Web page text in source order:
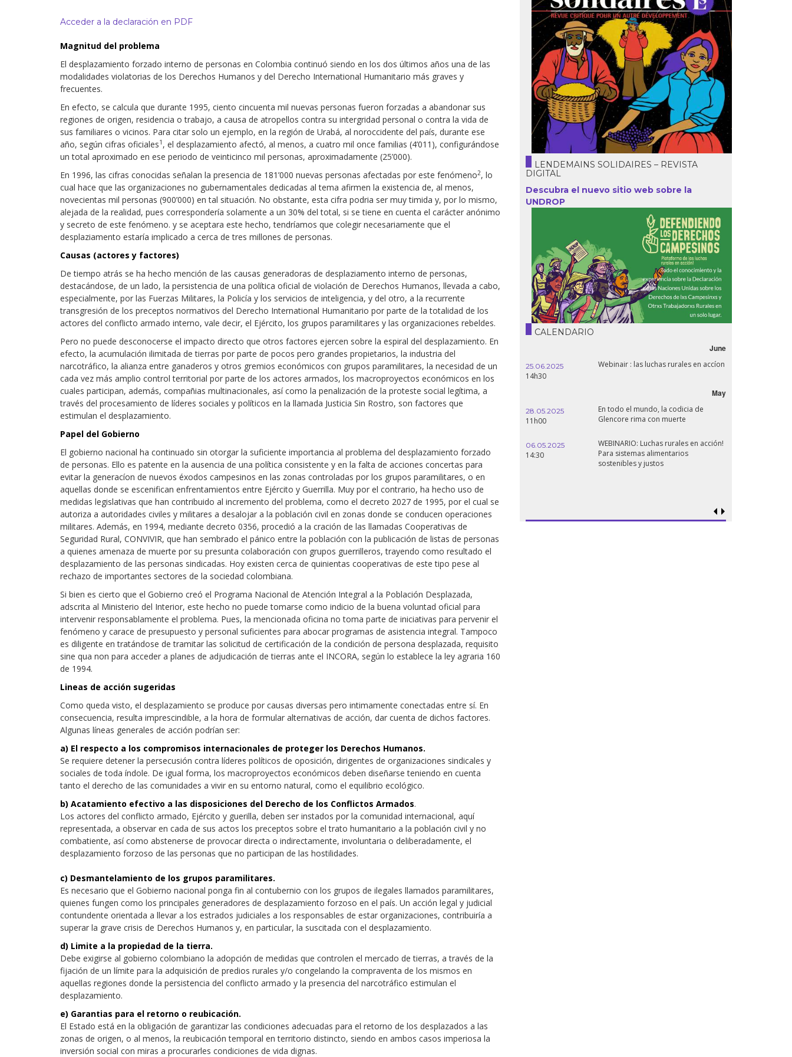
desarrollo
Por país
Bolivia
Brasil
Chile
Colombia
Cuba
Ecuador
España
Guatemala
Haití
Madagascar
Nigeria
Palestina
Siria
Turquía
Venezuela
Declaraciones en la
Conferencias
Acceder a la declaración en PDF
Magnitud del problema
El desplazamiento forzado interno de personas en Colombia continuó siendo en los dos últimos años una de las
modalidades violatorias de los Derechos Humanos y del Derecho International Humanitario más graves y
frecuentes.
En efecto, se calcula que durante 1995, ciento cincuenta mil nuevas personas fueron forzadas a abandonar sus
regiones de origen, residencia o trabajo, a causa de atropellos contra su intergridad personal o contra la vida de
sus familiares o vicinos. Para citar solo un ejemplo, en la región de Urabá, al noroccidente del país, durante ese
año, según cifras oficiales1 , el desplazamiento afectó, al menos, a cuatro mil once familias (4’011), configurándose
un total aproximado en ese periodo de veinticinco mil personas, aproximadamente (25’000).
En 1996, las cifras conocidas señalan la presencia de 181’000 nuevas personas afectadas por este fenómeno2, lo
cual hace que las organizaciones no gubernamentales dedicadas al tema afirmen la existencia de, al menos,
novecientas mil personas (900’000) en tal situación. No obstante, esta cifra podria ser muy timida y, por lo mismo,
alejada de la realidad, pues correspondería solamente a un 30% del total, si se tiene en cuenta el carácter anónimo
y secreto de este fenómeno. y se aceptara este hecho, tendríamos que colegir necesariamente que el
desplaziamento estaría implicado a cerca de tres millones de personas.
Causas (actores y factores)
De tiempo atrás se ha hecho mención de las causas generadoras de desplaziamento interno de personas,
destacándose, de un lado, la persistencia de una política oficial de violación de Derechos Humanos, llevada a cabo,
especialmente, por las Fuerzas Militares, la Policía y los servicios de inteligencia, y del otro, a la recurrente
transgresión de los preceptos normativos del Derecho International Humanitario por parte de la totalidad de los
actores del conflicto armado interno, vale decir, el Ejército, los grupos paramilitares y las organizaciones rebeldes.
Pero no puede desconocerse el impacto directo que otros factores ejercen sobre la espiral del desplazamiento. En
efecto, la acumulación ilimitada de tierras por parte de pocos pero grandes propietarios, la industria del
narcotráfico, la alianza entre ganaderos y otros gremios económicos con grupos paramilitares, la necesidad de un
cada vez más amplio control territorial por parte de los actores armados, los macroproyectos económicos en los
cuales participan, además, compañias multinacionales, así como la penalización de la proteste social legítima, a
través del procesamiento de líderes sociales y políticos en la llamada Justicia Sin Rostro, son factores que
estimulan el desplazamiento.
Papel del Gobierno
El gobierno nacional ha continuado sin otorgar la suficiente importancia al problema del desplazamiento forzado
de personas. Ello es patente en la ausencia de una política consistente y en la falta de acciones concertas para
evitar la generacíon de nuevos éxodos campesinos en las zonas controladas por los grupos paramilitares, o en
aquellas donde se escenifican enfrentamientos entre Ejército y Guerrilla. Muy por el contrario, ha hecho uso de
medidas legislativas que han contribuido al incremento del problema, como el decreto 2027 de 1995, por el cual se
autoriza a autoridades civiles y militares a desalojar a la población civil en zonas donde se conducen operaciones
militares. Además, en 1994, mediante decreto 0356, procedió a la cración de las llamadas Cooperativas de
Seguridad Rural, CONVIVIR, que han sembrado el pánico entre la población con la publicación de listas de personas
a quienes amenaza de muerte por su presunta colaboración con grupos guerrilleros, trayendo como resultado el
desplazamiento de las personas sindicadas. Hoy existen cerca de quinientas cooperativas de este tipo pese al
rechazo de importantes sectores de la sociedad colombiana.
Si bien es cierto que el Gobierno creó el Programa Nacional de Atención Integral a la Población Desplazada,
adscrita al Ministerio del Interior, este hecho no puede tomarse como indicio de la buena voluntad oficial para
intervenir responsablamente el problema. Pues, la mencionada oficina no toma parte de iniciativas para pervenir el
fenómeno y carace de presupuesto y personal suficientes para abocar programas de asistencia integral. Tampoco
es diligente en tratándose de tramitar las solicitud de certificación de la condición de persona desplazada, requisito
sine qua non para acceder a planes de adjudicación de tierras ante el INCORA, según lo establece la ley agraria 160
de 1994.
Lineas de acción sugeridas
Como queda visto, el desplazamiento se produce por causas diversas pero intimamente conectadas entre sí. En
consecuencia, resulta imprescindible, a la hora de formular alternativas de acción, dar cuenta de dichos factores.
Algunas líneas generales de acción podrían ser:
a) El respecto a los compromisos internacionales de proteger los Derechos Humanos.
Se requiere detener la persecusión contra líderes políticos de oposición, dirigentes de organizaciones sindicales y
sociales de toda índole. De igual forma, los macroproyectos económicos deben diseñarse teniendo en cuenta
tanto el derecho de las comunidades a vivir en su entorno natural, como el equilibrio ecológico.
b) Acatamiento efectivo a las disposiciones del Derecho de los Conflictos Armados.
Los actores del conflicto armado, Ejército y guerilla, deben ser instados por la comunidad internacional, aquí
representada, a observar en cada de sus actos los preceptos sobre el trato humanitario a la población civil y no
combatiente, así como abstenerse de provocar directa o indirectamente, involuntaria o deliberadamente, el
desplazamiento forzoso de las personas que no participan de las hostilidades.
c) Desmantelamiento de los grupos paramilitares.
Es necesario que el Gobierno nacional ponga fin al contubernio con los grupos de ilegales llamados paramilitares,
quienes fungen como los principales generadores de desplazamiento forzoso en el país. Un acción legal y judicial
contundente orientada a llevar a los estrados judiciales a los responsables de estar organizaciones, contribuiría a
superar la grave crisis de Derechos Humanos y, en particular, la suscitada con el desplazamiento.
d) Limite a la propiedad de la tierra.
Debe exigirse al gobierno colombiano la adopción de medidas que controlen el mercado de tierras, a través de la
fijación de un límite para la adquisición de predios rurales y/o congelando la compraventa de los mismos en
aquellas regiones donde la persistencia del conflicto armado y la presencia del narcotráfico estimulan el
desplazamiento.
e) Garantias para el retorno o reubicación.
El Estado está en la obligación de garantizar las condiciones adecuadas para el retorno de los desplazados a las
zonas de origen, o al menos, la reubicación temporal en territorio distincto, siendo en ambos casos imperiosa la
inversión social con miras a procurarles condiciones de vida dignas.
LENDEMAINS SOLIDAIRES – REVISTA
DIGITAL
Descubra el nuevo sitio web sobre la
UNDROP
CALENDARIO
June
25.06.2025
14h30
Webinair : las luchas rurales en accíon
May
28.05.2025
11h00
En todo el mundo, la codicia de
Glencore rima con muerte
06.05.2025
14:30
WEBINARIO: Luchas rurales en acción!
Para sistemas alimentarios
sostenibles y justos